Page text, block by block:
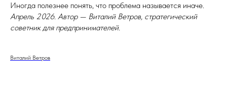
Иногда полезнее понять, что проблема называется иначе.
Апрель 2026. Автор — Виталий Ветров, стратегический
советник для предпринимателей.
Виталий Ветров